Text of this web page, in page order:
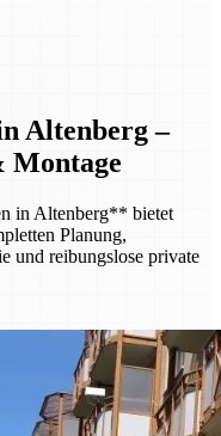
Altenberg –
Montage
in Altenberg** bietet
Planung,
und reibungslose private